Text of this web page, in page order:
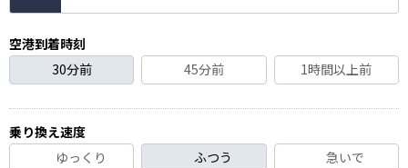
空港到着時刻
30分前
45分前 1時間以上前
乗り換え速度
ゆっくり
ふつう 急いで